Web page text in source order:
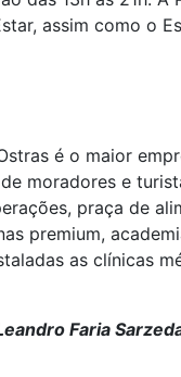
assim como o
é o maior
moradores e
praça de
premium,
as clínicas
Faria